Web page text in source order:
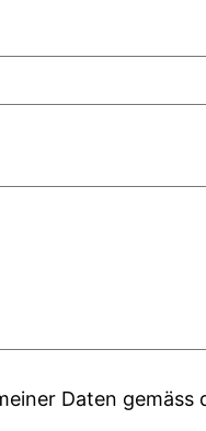
Daten gemäss